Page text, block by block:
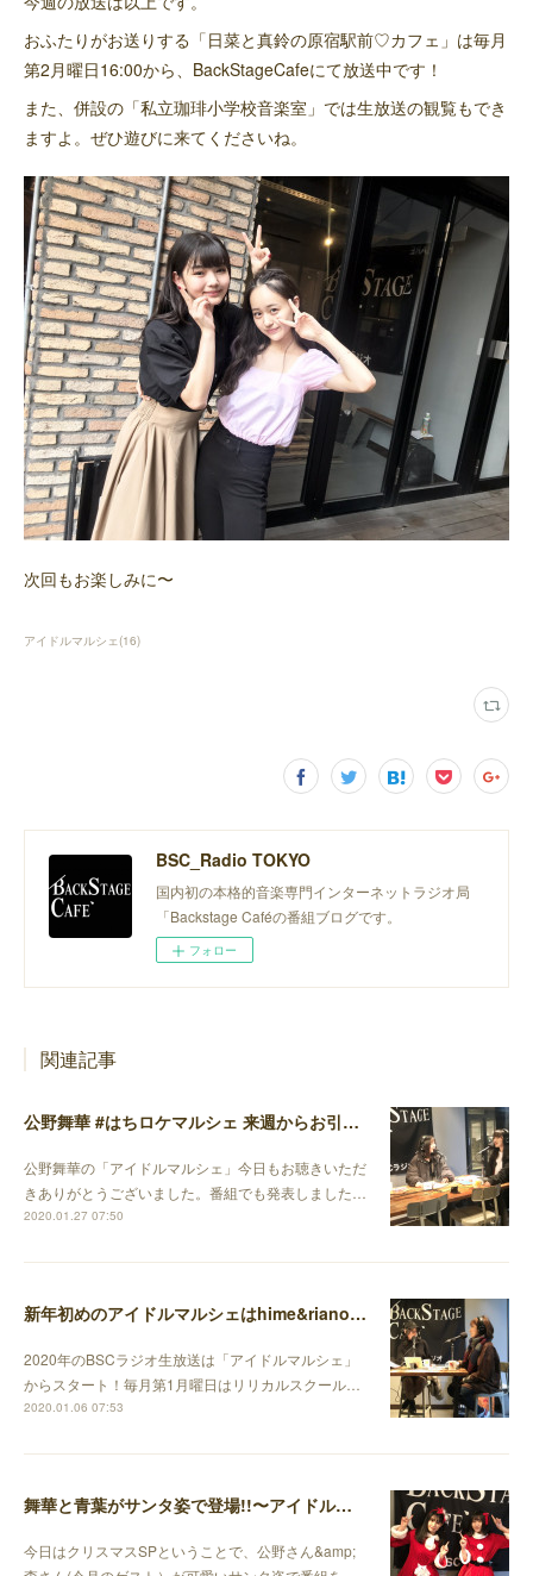
おふたりがお送りする「日菜と真鈴の原宿駅前♡カフェ」は毎月
第2月曜日16:00から、BackStageCafeにて放送中です！
また、併設の「私立珈琲小学校音楽室」では生放送の観覧もでき
ますよ。ぜひ遊びに来てくださいね。
次回もお楽しみに〜
アイドルマルシェ(16)
BSC_Radio TOKYO
国内初の本格的音楽専門インターネットラジオ局
「Backstage Caféの番組ブログです。
フォロー
関連記事
公野舞華 #はちロケマルシェ 来週からお引越しします (1月27日放送回）
公野舞華の「アイドルマルシェ」今日もお聴きいただ
きありがとうございました。番組でも発表しました…
2020.01.27 07:50
新年初めのアイドルマルシェはhime&rianoでお届けしました！(1月6日放送後記）
2020年のBSCラジオ生放送は「アイドルマルシェ」
からスタート！毎月第1月曜日はリリカルスクール…
2020.01.06 07:53
舞華と青葉がサンタ姿で登場!!〜アイドルマルシェ12月23日放送後記
今日はクリスマスSPということで、公野さん&amp;